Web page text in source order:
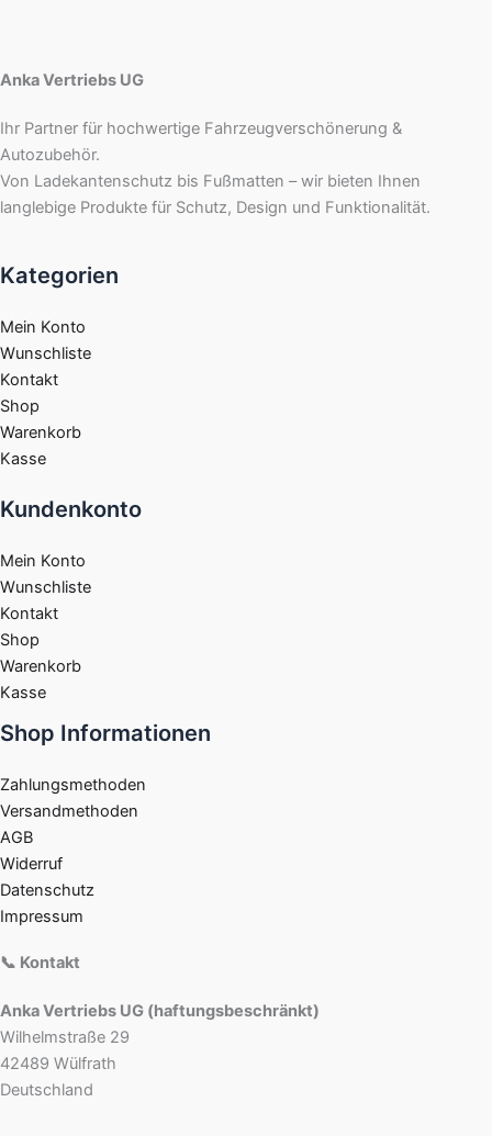
Anka Vertriebs UG
Ihr Partner für hochwertige Fahrzeugverschönerung &
Autozubehör.
Von Ladekantenschutz bis Fußmatten – wir bieten Ihnen
langlebige Produkte für Schutz, Design und Funktionalität.
Kategorien
Mein Konto
Wunschliste
Kontakt
Shop
Warenkorb
Kasse
Kundenkonto
Mein Konto
Wunschliste
Kontakt
Shop
Warenkorb
Kasse
Shop Informationen
Zahlungsmethoden
Versandmethoden
AGB
Widerruf
Datenschutz
Impressum
📞 Kontakt
Anka Vertriebs UG (haftungsbeschränkt)
Wilhelmstraße 29
42489 Wülfrath
Deutschland